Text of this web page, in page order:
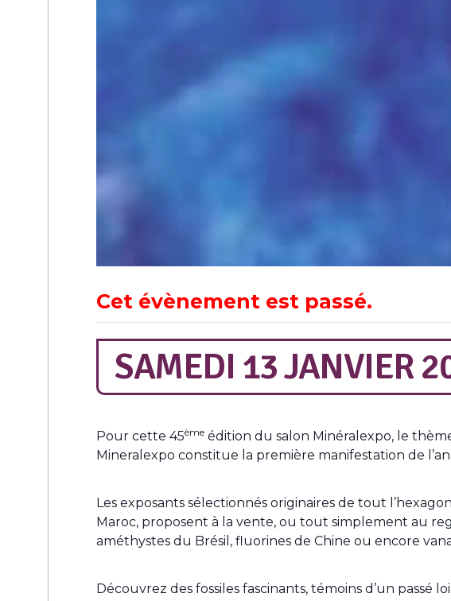
Cet évènement est passé.
SAMEDI 13 JANVIER
Pour cette 45ème édition du salon Minéralexpo, le
Mineralexpo constitue la première manifestation de
Les exposants sélectionnés originaires de tout
Maroc, proposent à la vente, ou tout simplement au
améthystes du Brésil, fluorines de Chine ou encore
Découvrez des fossiles fascinants, témoins d’un